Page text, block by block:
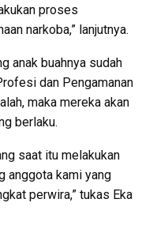
proses
narkoba,” lanjutnya.
anak buahnya sudah
dan Pengamanan
maka mereka akan
berlaku.
saat itu melakukan
anggota kami yang
perwira,” tukas Eka